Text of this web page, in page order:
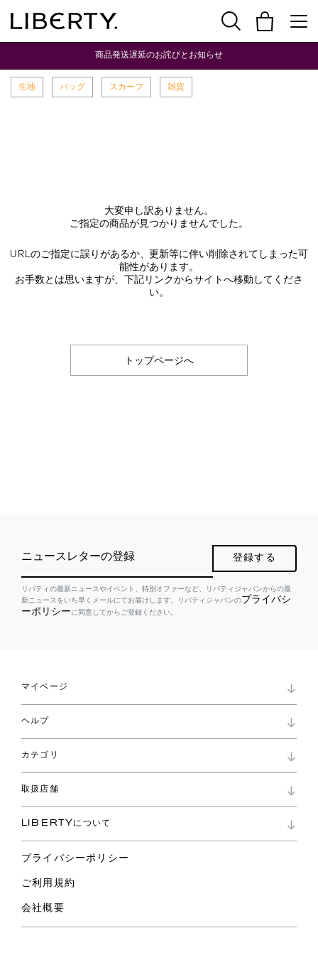
商品発送遅延のお詫びとお知らせ
生地 バッグ スカーフ 雑貨
大変申し訳ありません。
ご指定の商品が見つかりませんでした。
URLのご指定に誤りがあるか、更新等に伴い削除されてしまった可
能性があります。
お手数とは思いますが、下記リンクからサイトへ移動してくださ
い。
トップページへ
ニュースレターの登録 登録する
リバティの最新ニュースやイベント、特別オファーなど、リバティジャパンからの最
新ニュースをいち早くメールにてお届けします。リバティジャパンのプライバシ
ーポリシーに同意してからご登録ください。
マイページ
ロイヤリティプログラム
パスワード再設定
ショッピングバッグ
ヘルプ
お問い合わせ
よくあるご質問
ご利用ガイド
カテゴリ
コレクション
ファブリックス
バッグ
スカーフ
ウェア
ライフスタイル
スペシャル
取扱店舗
リバティ・ファブリックス
LIBERTYについて
プライバシーポリシー
ご利用規約
会社概要